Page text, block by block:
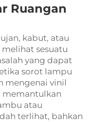
Ruangan
kabut, atau
sesuatu
yang dapat
sorot lampu
mengenai vinil
memantulkan
atau
terlihat, bahkan